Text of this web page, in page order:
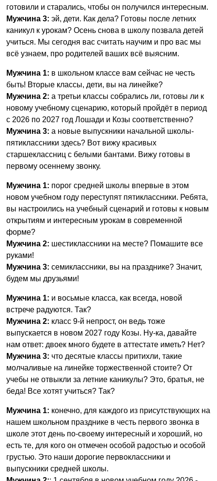
готовили и старались, чтобы он получился интересным.
Мужчина 3: эй, дети. Как дела? Готовы после летних
каникул к урокам? Осень снова в школу позвала детей
учиться. Мы сегодня вас считать научим и про вас мы
всё узнаем, про родителей ваших всё выясним.
Мужчина 1: в школьном классе вам сейчас не честь
быть! Вторые классы, дети, вы на линейке?
Мужчина 2: а третьи классы собрались ли, готовы ли к
новому учебному сценарию, который пройдёт в период
с 2026 по 2027 год Лошади и Козы соответственно?
Мужчина 3: а новые выпускники начальной школы-
пятиклассники здесь? Вот вижу красивых
старшеклассниц с белыми бантами. Вижу готовы в
первому осеннему звонку.
Мужчина 1: порог средней школы впервые в этом
новом учебном году переступят пятиклассники. Ребята,
вы настроились на учебный сценарий и готовы к новым
открытиям и интересным урокам в современной
форме?
Мужчина 2: шестиклассники на месте? Помашите все
руками!
Мужчина 3: семиклассники, вы на празднике? Значит,
будем мы друзьями!
Мужчина 1: и восьмые класса, как всегда, новой
встрече радуются. Так?
Мужчина 2: класс 9-й непрост, он ведь тоже
выпускается в новом 2027 году Козы. Ну-ка, давайте
нам ответ: двоек много будете в аттестате иметь? Нет?
Мужчина 3: что десятые классы притихли, такие
молчаливые на линейке торжественной стоите? От
учебы не отвыкли за летние каникулы? Это, братья, не
беда! Все хотят учиться? Так?
Мужчина 1: конечно, для каждого из присутствующих на
нашем школьном празднике в честь первого звонка в
школе этот день по-своему интересный и хороший, но
есть те, для кого он отмечен особой радостью и особой
грустью. Это наши дорогие первоклассники и
выпускники средней школы.